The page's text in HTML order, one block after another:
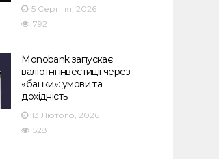
5 Серпня, 2026
792
Monobank запускає
валютні інвестиції через
«банки»: умови та
дохідність
13 Лютого, 2026
528